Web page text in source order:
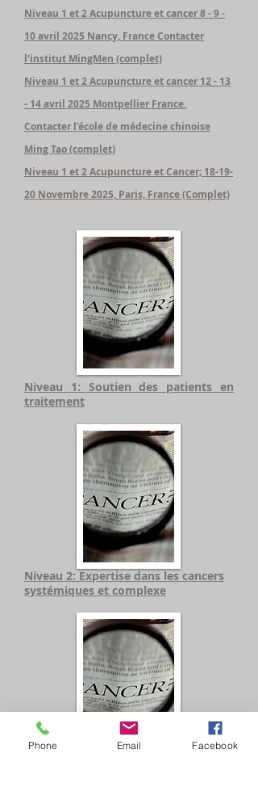
Niveau 1 et 2 Acupuncture et cancer 8 - 9 -
10 avril 2025 Nancy, France Contacter
l'institut MingMen (complet)
Niveau 1 et 2 Acupuncture et cancer 12 - 13
- 14 avril 2025 Montpellier France.
Contacter l'école de médecine chinoise
Ming Tao (complet)
Niveau 1 et 2 Acupuncture et Cancer; 18-19-
20 Novembre 2025, Paris, France(Complet)
Niveau 1: Soutien des patients en
traitement
Niveau 2: Expertise dans les cancers
systémiques et complexe
Phone Email Facebook